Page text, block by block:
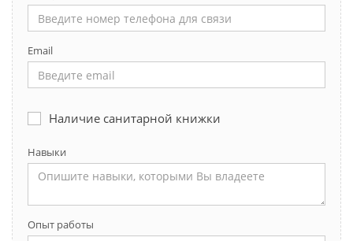
Email
Наличие санитарной книжки
Навыки
Опыт работы